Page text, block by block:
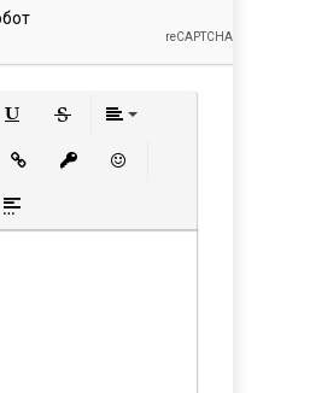
скрытого текста
цитаты
Вставка спойлера